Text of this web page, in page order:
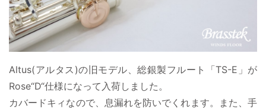
Altus(アルタス)の旧モデル、総銀製フルート「TS-E」が
Rose“D“仕様になって入荷しました。
カバードキィなので、息漏れを防いでくれます。また、手